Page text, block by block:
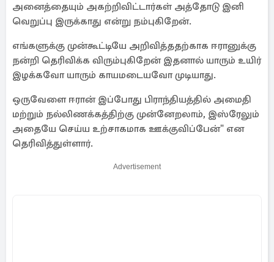
அனைத்தையும் அகற்றிவிட்டார்கள் அத்தோடு இனி
வெறுப்பு இருக்காது என்று நம்புகிறேன்.
எங்களுக்கு முன்கூட்டியே அறிவித்ததற்காக ஈரானுக்கு
நன்றி தெரிவிக்க விரும்புகிறேன் இதனால் யாரும் உயிர்
இழக்கவோ யாரும் காயமடையவோ முடியாது.
ஒருவேளை ஈரான் இப்போது பிராந்தியத்தில் அமைதி
மற்றும் நல்லிணக்கத்திற்கு முன்னேறலாம், இஸ்ரேலும்
அதையே செய்ய உற்சாகமாக ஊக்குவிப்பேன்" என
தெரிவித்துள்ளார்.
Advertisement